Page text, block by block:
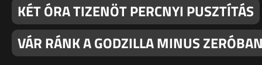
KÉT ÓRA TIZENÖT PERCNYI PUSZTÍTÁS
VÁR RÁNK A GODZILLA MINUS